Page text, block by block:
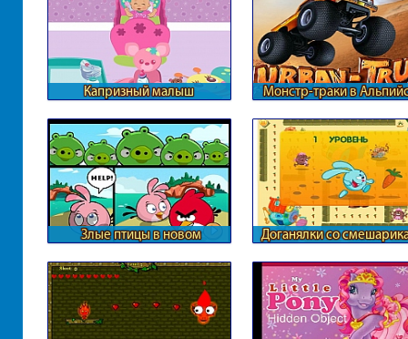
Капризный малыш
Монстр-траки в
Злые птицы в новом
Доганялки со